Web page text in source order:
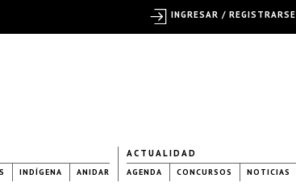
INDÍGENA ANIDAR
ACTUALIDAD
AGENDA CONCURSOS NOTICIAS
INGRESAR / REGISTRARSE